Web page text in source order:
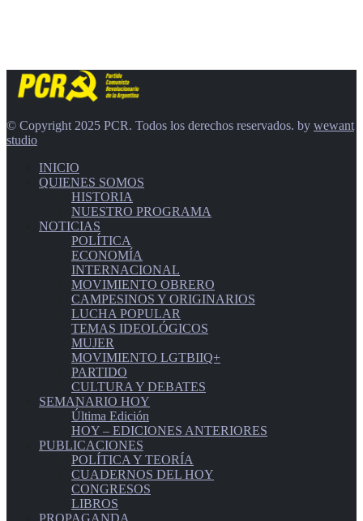
© Copyright 2025 PCR. Todos los derechos reservados. by wewant
studio
INICIO
QUIENES SOMOS
HISTORIA
NUESTRO PROGRAMA
NOTICIAS
POLÍTICA
ECONOMÍA
INTERNACIONAL
MOVIMIENTO OBRERO
CAMPESINOS Y ORIGINARIOS
LUCHA POPULAR
TEMAS IDEOLÓGICOS
MUJER
MOVIMIENTO LGTBIIQ+
PARTIDO
CULTURA Y DEBATES
SEMANARIO HOY
Última Edición
HOY – EDICIONES ANTERIORES
PUBLICACIONES
POLÍTICA Y TEORÍA
CUADERNOS DEL HOY
CONGRESOS
LIBROS